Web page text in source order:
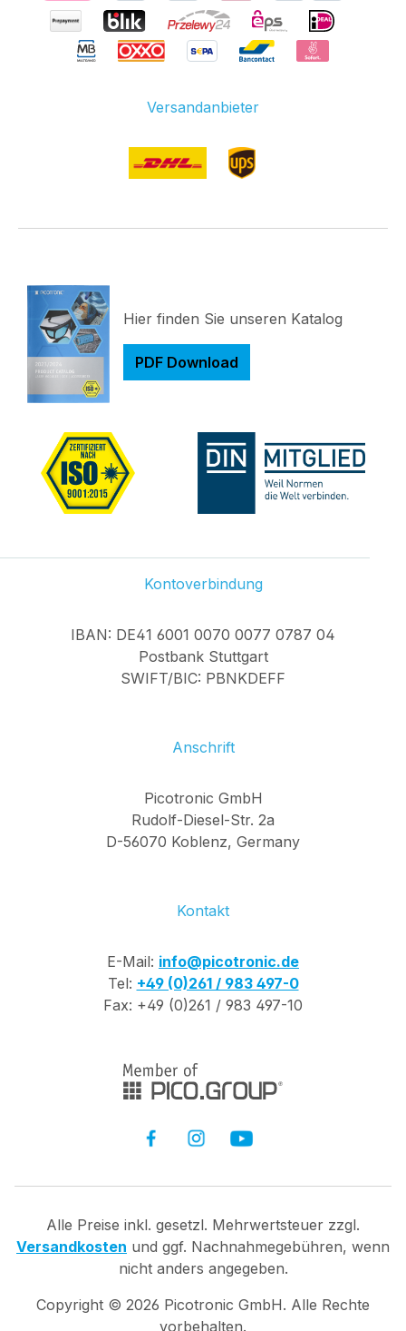
Versandanbieter
Hier finden Sie unseren Katalog
PDF Download
Kontoverbindung
IBAN: DE41 6001 0070 0077 0787 04
Postbank Stuttgart
SWIFT/BIC: PBNKDEFF
Anschrift
Picotronic GmbH
Rudolf-Diesel-Str. 2a
D-56070 Koblenz, Germany
Kontakt
E-Mail: info@picotronic.de
Tel: +49 (0)261 / 983 497-0
Fax: +49 (0)261 / 983 497-10
Alle Preise inkl. gesetzl. Mehrwertsteuer zzgl.
Versandkosten und ggf. Nachnahmegebühren, wenn
nicht anders angegeben.
Copyright © 2026 Picotronic GmbH. Alle Rechte
vorbehalten.